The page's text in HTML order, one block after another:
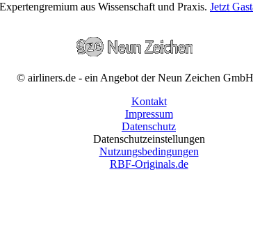
aus Wissenschaft und Praxis. Jetzt
© airliners.de - ein Angebot der Neun Zeichen GmbH
Kontakt
Impressum
Datenschutz
Datenschutzeinstellungen
Nutzungsbedingungen
RBF-Originals.de